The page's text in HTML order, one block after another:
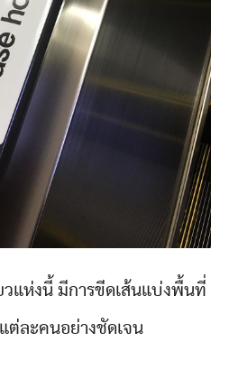
วแห่งนี้ มีการขีดเส้นแบ่งพื้นที่
ต่ละคนอย่างชัดเจน